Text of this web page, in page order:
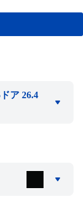
ア 26.4